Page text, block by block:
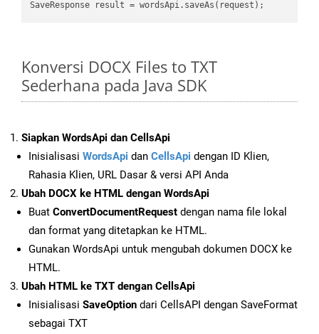
Konversi DOCX Files to TXT
Sederhana pada Java SDK
Siapkan WordsApi dan CellsApi
Inisialisasi WordsApi dan CellsApi dengan ID Klien,
Rahasia Klien, URL Dasar & versi API Anda
Ubah DOCX ke HTML dengan WordsApi
Buat ConvertDocumentRequest dengan nama file lokal
dan format yang ditetapkan ke HTML.
Gunakan WordsApi untuk mengubah dokumen DOCX ke
HTML.
Ubah HTML ke TXT dengan CellsApi
Inisialisasi SaveOption dari CellsAPI dengan SaveFormat
sebagai TXT